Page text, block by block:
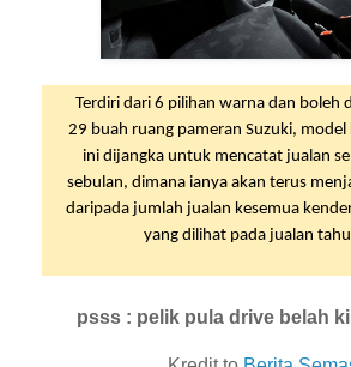
Terdiri dari 6 pilihan warna dan boleh
29 buah ruang pameran Suzuki, model
ini dijangka untuk mencatat jualan
sebulan, dimana ianya akan terus
daripada jumlah jualan kesemua
yang dilihat pada jualan
psss : pelik pula drive belah